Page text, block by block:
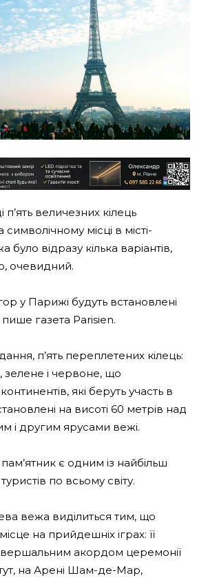
п’ять величезних кілець
місці в місті-
відразу кілька варіантів,
очевидний.
у Парижі будуть встановлені
газета Parisien.
п’ять переплетених кілець:
зелене і червоне, що
які беруть участь в
на висоті 60 метрів над
і другим ярусами вежі.
є одним із найбільш
по всьому світу.
вежа виділиться тим, що
на прийдешніх іграх: її
акордом церемонії
на Арені Шам-де-Мар,